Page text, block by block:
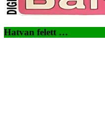
Hatvan felett …